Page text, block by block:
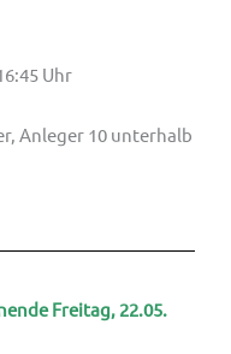
Uhr
Anleger 10 unterhalb
Freitag, 22.05.